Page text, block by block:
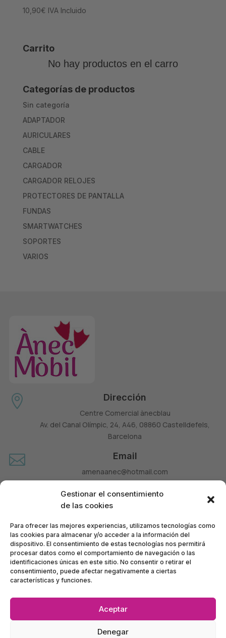
Gestionar el consentimiento
de las cookies
Para ofrecer las mejores experiencias, utilizamos tecnologías como
las cookies para almacenar y/o acceder a la información del
dispositivo. El consentimiento de estas tecnologías nos permitirá
procesar datos como el comportamiento de navegación o las
identificaciones únicas en este sitio. No consentir o retirar el
consentimiento, puede afectar negativamente a ciertas
características y funciones.
Aceptar
Denegar
10,90€ IVA Incluido
Carrito
No hay productos en el carro
Categorías de productos
Sin categoría
ADAPTADOR
AURICULARES
CABLE
CARGADOR
CARGADOR RELOJES
PROTECTORES DE PANTALLA
FUNDAS
SMARTWATCHES
SOPORTES
VARIOS
 Dirección
Centre Comercial ànecblau
Av. del Canal Olímpic, 24, A46, 08860 Castelldefels,
Barcelona
 Email
amenaanec@hotmail.com
Teléfono
660 677 963
Política de Privacidad•Política de Accesibilidad